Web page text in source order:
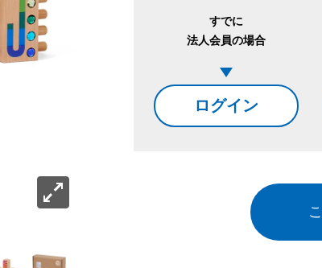
すでに
法人会員の場合
ログイン